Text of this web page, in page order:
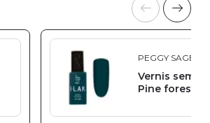
PEGGY SAGE
Vernis semi-
Pine forest